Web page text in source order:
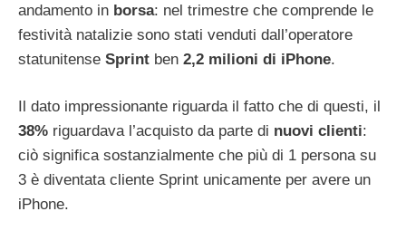
andamento in borsa: nel trimestre che comprende le
festività natalizie sono stati venduti dall’operatore
statunitense Sprint ben 2,2 milioni di iPhone.
Il dato impressionante riguarda il fatto che di questi, il
38% riguardava l’acquisto da parte di nuovi clienti:
ciò significa sostanzialmente che più di 1 persona su
3 è diventata cliente Sprint unicamente per avere un
iPhone.